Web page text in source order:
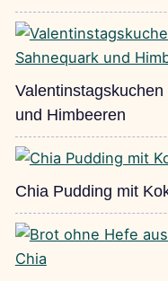
und Himbeeren
Chia Pudding mit